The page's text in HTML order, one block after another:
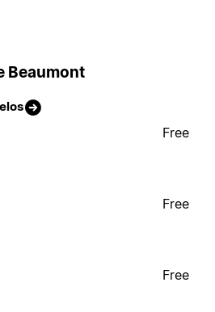
Beaumont
Free
Free
Free